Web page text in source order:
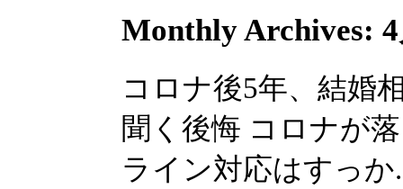
Monthly Archives:
コロナ後5年、結婚
聞く後悔 コロナが
ライン対応はすっか